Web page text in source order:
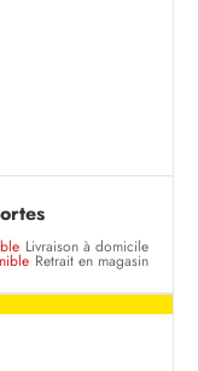
Livraison à domicile
Retrait en magasin